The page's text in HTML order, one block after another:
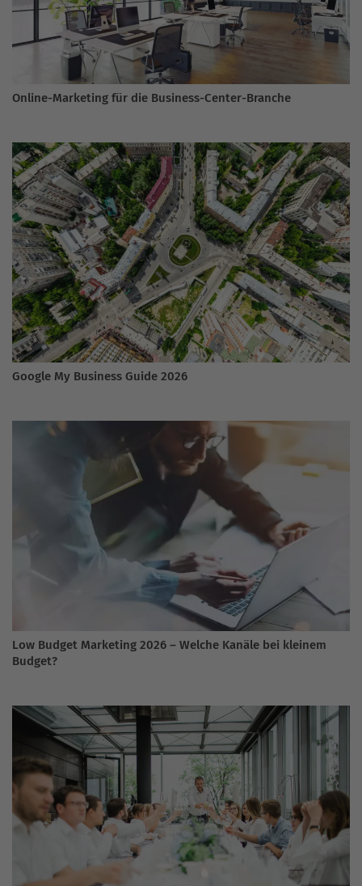
Online-Marketing für die Business-Center-Branche
Google My Business Guide 2026
Low Budget Marketing 2026 – Welche Kanäle bei kleinem
Budget?